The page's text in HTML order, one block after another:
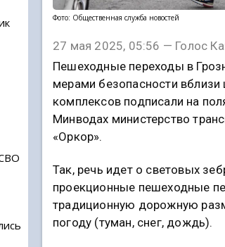
Фото: Общественная служба новостей
27 мая 2025, 05:56 — Голос
Пешеходные переходы в
мерами безопасности
комплексов подписали на
Минводах министерство
«Оркор».
Так, речь идет о световых
проекционные пешеходные
традиционную дорожную
погоду (туман, снег, дождь).